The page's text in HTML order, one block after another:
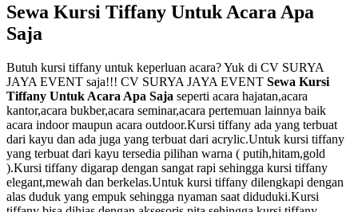
Sewa Kursi Tiffany Untuk Acara Apa
Saja
Butuh kursi tiffany untuk keperluan acara? Yuk di CV SURYA
JAYA EVENT saja!!! CV SURYA JAYA EVENT Sewa Kursi
Tiffany Untuk Acara Apa Saja seperti acara hajatan,acara
kantor,acara bukber,acara seminar,acara pertemuan lainnya baik
acara indoor maupun acara outdoor.Kursi tiffany ada yang terbuat
dari kayu dan ada juga yang terbuat dari acrylic.Untuk kursi tiffany
yang terbuat dari kayu tersedia pilihan warna ( putih,hitam,gold
).Kursi tiffany digarap dengan sangat rapi sehingga kursi tiffany
elegant,mewah dan berkelas.Untuk kursi tiffany dilengkapi dengan
alas duduk yang empuk sehingga nyaman saat diduduki.Kursi